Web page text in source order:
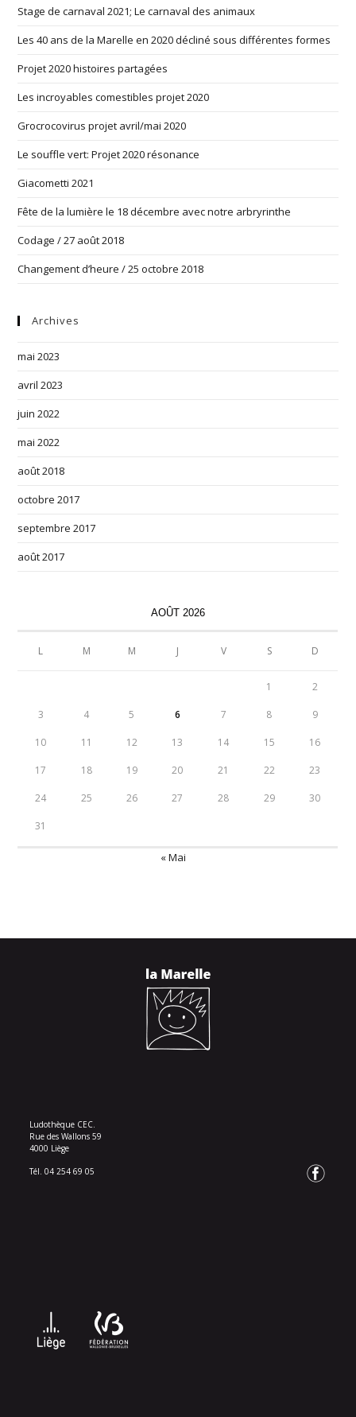
Stage de carnaval 2021; Le carnaval des animaux
Les 40 ans de la Marelle en 2020 décliné sous différentes formes
Projet 2020 histoires partagées
Les incroyables comestibles projet 2020
Grocrocovirus projet avril/mai 2020
Le souffle vert: Projet 2020 résonance
Giacometti 2021
Fête de la lumière le 18 décembre avec notre arbryrinthe
Codage / 27 août 2018
Changement d’heure / 25 octobre 2018
Archives
mai 2023
avril 2023
juin 2022
mai 2022
août 2018
octobre 2017
septembre 2017
août 2017
AOÛT 2026
L M M J V S D
1 2
3 4 5 6 7 8 9
10 11 12 13 14 15 16
17 18 19 20 21 22 23
24 25 26 27 28 29 30
31
« Mai
Ludothèque CEC.
Rue des Wallons 59
4000 Liège
Tél. 04 254 69 05